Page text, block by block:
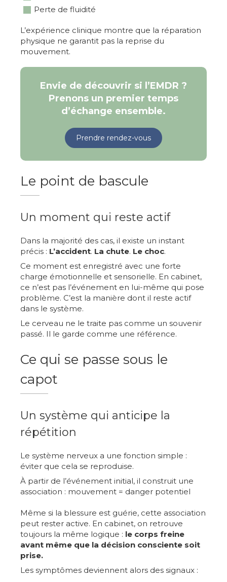
Perte de fluidité
L’expérience clinique montre que la réparation
physique ne garantit pas la reprise du
mouvement.
Envie de découvrir si l’EMDR ?
Prenons un premier temps
d’échange ensemble.
Prendre rendez-vous
Le point de bascule
Un moment qui reste actif
Dans la majorité des cas, il existe un instant
précis : L’accident. La chute. Le choc.
Ce moment est enregistré avec une forte
charge émotionnelle et sensorielle. En cabinet,
ce n’est pas l’événement en lui-même qui pose
problème. C’est la manière dont il reste actif
dans le système.
Le cerveau ne le traite pas comme un souvenir
passé. Il le garde comme une référence.
Ce qui se passe sous le
capot
Un système qui anticipe la
répétition
Le système nerveux a une fonction simple :
éviter que cela se reproduise.
À partir de l’événement initial, il construit une
association : mouvement = danger potentiel
Même si la blessure est guérie, cette association
peut rester active. En cabinet, on retrouve
toujours la même logique : le corps freine
avant même que la décision consciente soit
prise.
Les symptômes deviennent alors des signaux :